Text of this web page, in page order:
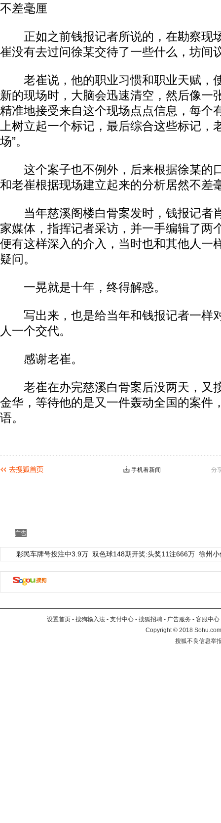
不差毫厘
正如之前钱报记者所说的，在勘察现
崔没有去过问徐某交待了一些什么，坊间
老崔说，他的职业习惯和职业天赋，
新的现场时，大脑会迅速清空，然后像一
精准地接受来自这个现场点点信息，每个
上树立起一个标记，最后综合这些标记，
场”。
这个案子也不例外，后来根据徐某的
和老崔根据现场建立起来的分析居然不差
当年慈溪阁楼白骨案发时，钱报记者
家媒体，指挥记者采访，并一手编辑了两
便有这样深入的介入，当时也和其他人一
疑问。
一晃就是十年，终得解惑。
写出来，也是给当年和钱报记者一样
人一个交代。
感谢老崔。
老崔在办完慈溪白骨案后没两天，又
金华，等待他的是又一件轰动全国的案件
语。
分
手机看新闻
广告
彩民车牌号投注中3.9万 双色球148期开奖:头奖11注666万 徐州
设置首页 - 搜狗输入法 - 支付中心 - 搜狐招聘 - 广告服务 - 客服中心
Copyright©2018
搜狐不良信息举